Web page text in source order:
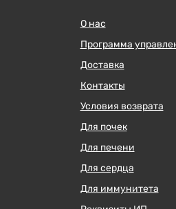
О нас
Программа
Доставка
Контакты
Условия возврата
Для почек
Для печени
Для сердца
Для иммунитета